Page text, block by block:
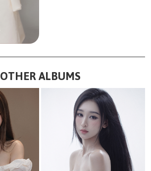
OTHER ALBUMS